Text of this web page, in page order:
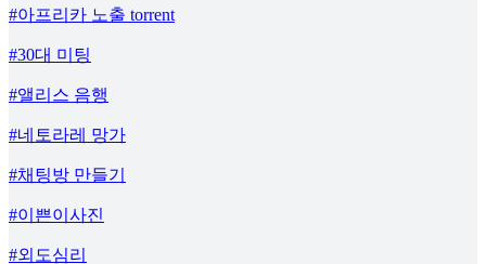
#아프리카 노출 torrent
#30대 미팅
#앨리스 음행
#네토라레 망가
#채팅방 만들기
#이쁜이사진
#외도심리